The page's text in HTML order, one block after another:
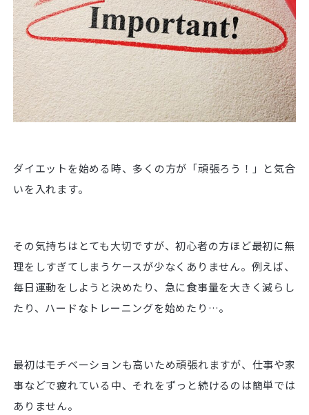
ダイエットを始める時、多くの方が「頑張ろう！」と気合
いを入れます。
その気持ちはとても大切ですが、初心者の方ほど最初に無
理をしすぎてしまうケースが少なくありません。例えば、
毎日運動をしようと決めたり、急に食事量を大きく減らし
たり、ハードなトレーニングを始めたり…。
最初はモチベーションも高いため頑張れますが、仕事や家
事などで疲れている中、それをずっと続けるのは簡単では
ありません。